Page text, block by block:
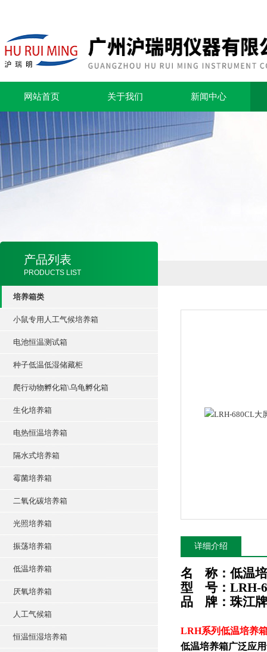
网站首页 关于我们 新闻中心
产品列表
PRODUCTS LIST
培养箱类
小鼠专用人工气候培养箱
电池恒温测试箱
种子低温低湿储藏柜
爬行动物孵化箱\乌龟孵化箱
生化培养箱
电热恒温培养箱
隔水式培养箱
霉菌培养箱
二氧化碳培养箱
光照培养箱
振荡培养箱
低温培养箱
厌氧培养箱
人工气候箱
恒温恒湿培养箱
详细介绍
名 称：低温
型
号： LRH-
品
牌：珠江牌
LRH系列低温培养
低温培养箱广泛应